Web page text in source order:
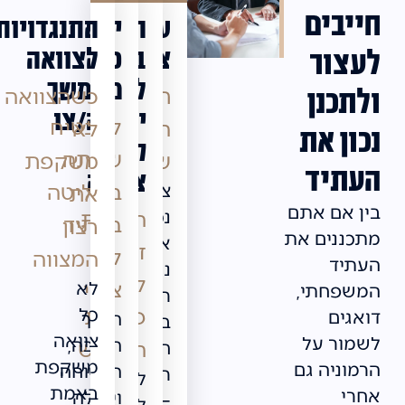
חייבים
לעצור
ולתכנן
נכון את
העתיד
בין אם אתם
מתכננים את
העתיד
המשפחתי,
דואגים
לשמור על
הרמוניה גם
אחרי
עריכת
צוואה
תכנון
היום
שאחרי
צוואה
נכונה
אינה
נוגעת
רק
בענייני
חלוקת
רכוש
–
הגשת
בקשה
לצו
ירושה/צו
קיום
צוואה
הסדרת
זכויות
לאחר
פטירת
המוריש
לאחר
יפוי
כח
מתמשך
להבטיח
שאתה
בשליטה
בעתיד
לא
צפוי
הדרך
הטובה,
הבטוחה
ויעילה
לצוואה
כשהצוואה
לא
משקפת
את
רצון
המצווה
לא
כל
צוואה
משקפת
באמת